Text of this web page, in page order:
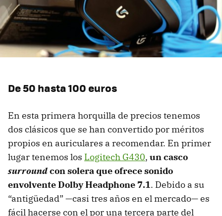
De 50 hasta 100 euros
En esta primera horquilla de precios tenemos
dos clásicos que se han convertido por méritos
propios en auriculares a recomendar. En primer
lugar tenemos los Logitech G430, un casco
surroundcon solera que ofrece sonido
envolvente Dolby Headphone 7.1. Debido a su
“antigüedad” —casi tres años en el mercado— es
fácil hacerse con el por una tercera parte del